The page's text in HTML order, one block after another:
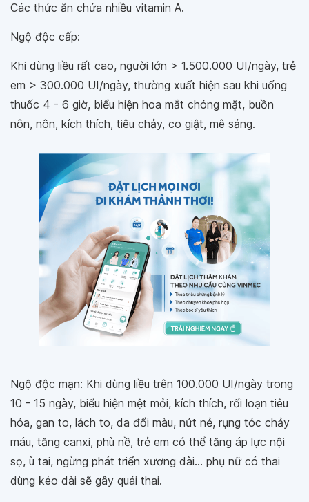
Các thức ăn chứa nhiều vitamin A.
Ngộ độc cấp:
Khi dùng liều rất cao, người lớn > 1.500.000 UI/ngày, trẻ
em > 300.000 UI/ngày, thường xuất hiện sau khi uống
thuốc 4 - 6 giờ, biểu hiện hoa mắt chóng mặt, buồn
nôn, nôn, kích thích, tiêu chảy, co giật, mê sảng.
Ngộ độc mạn: Khi dùng liều trên 100.000 UI/ngày trong
10 - 15 ngày, biểu hiện mệt mỏi, kích thích, rối loạn tiêu
hóa, gan to, lách to, da đổi màu, nứt nẻ, rụng tóc chảy
máu, tăng canxi, phù nề, trẻ em có thể tăng áp lực nội
sọ, ù tai, ngừng phát triển xương dài... phụ nữ có thai
dùng kéo dài sẽ gây quái thai.